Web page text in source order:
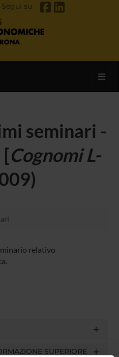
Segui su
seminari -
Cognomi L-
relativo
SUPERIORE